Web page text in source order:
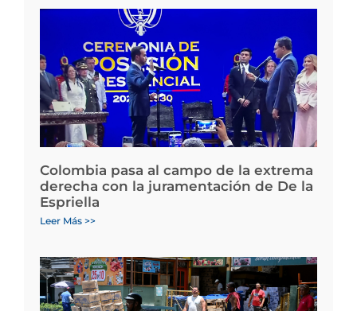
Colombia pasa al campo de la extrema
derecha con la juramentación de De la
Espriella
Leer Más >>